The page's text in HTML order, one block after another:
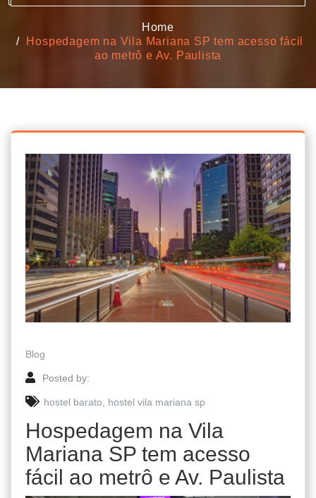
Home
Hospedagem na Vila Mariana SP tem acesso fácil
ao metrô e Av. Paulista
Blog
Posted by:
hostel barato hostel vila mariana sp
Hospedagem na Vila
Mariana SP tem acesso
fácil ao metrô e Av. Paulista